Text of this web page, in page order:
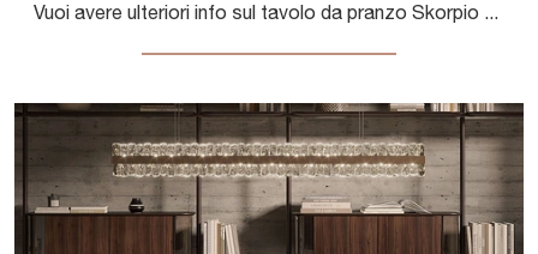
Vuoi avere ulteriori info sul tavolo da pranzo Skorpio Marble di Cattelan Italia? Clicca e ottieni informazioni sui modelli fissi della firma.